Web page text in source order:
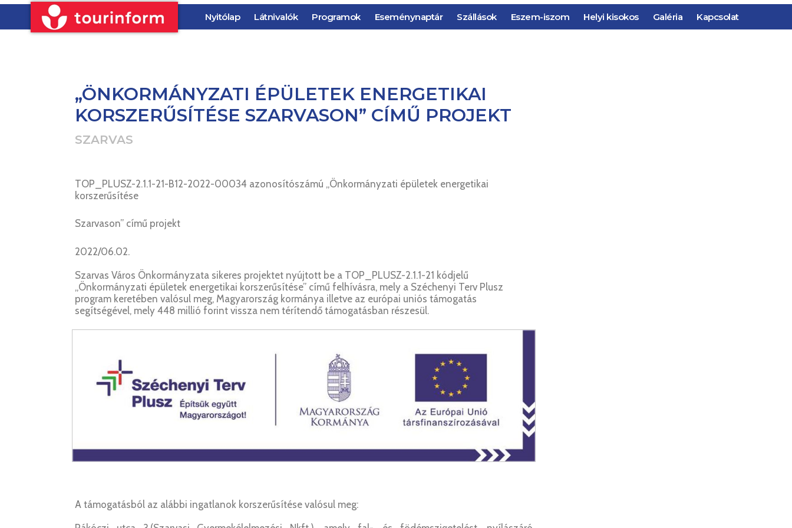
Nyitólap Látnivalók Programok Eseménynaptár Szállások Eszem-iszom Helyi kisokos Galéria Kapcsolat
„ÖNKORMÁNYZATI ÉPÜLETEK ENERGETIKAI
KORSZERŰSÍTÉSE SZARVASON” CÍMŰ PROJEKT
SZARVAS
TOP_PLUSZ-2.1.1-21-B12-2022-00034 azonosítószámú „Önkormányzati épületek energetikai
korszerűsítése
Szarvason” című projekt
2022/06.02.
Szarvas Város Önkormányzata sikeres projektet nyújtott be a TOP_PLUSZ-2.1.1-21 kódjelű
„Önkormányzati épületek energetikai korszerűsítése” című felhívásra, mely a Széchenyi Terv Plusz
program keretében valósul meg, Magyarország kormánya illetve az európai uniós támogatás
segítségével, mely 448 millió forint vissza nem térítendő támogatásban részesül.
A támogatásból az alábbi ingatlanok korszerűsítése valósul meg: